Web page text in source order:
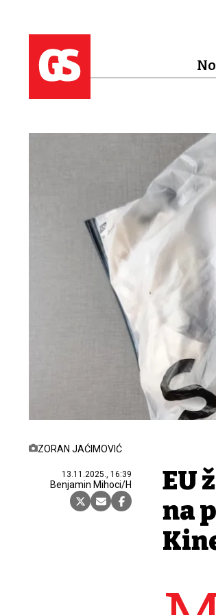
ZORAN JAĆIMOVIĆ
13.11.2025., 16:39
Benjamin Mihoci/H
EU
na